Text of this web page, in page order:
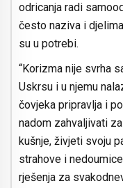
odricanja radi
često naziva i
su u potrebi.
“Korizma nije svrha
Uskrsu i u njemu
čovjeka pripravlja i
nadom zahvaljivati
kušnje, živjeti svoju
strahove i
rješenja za